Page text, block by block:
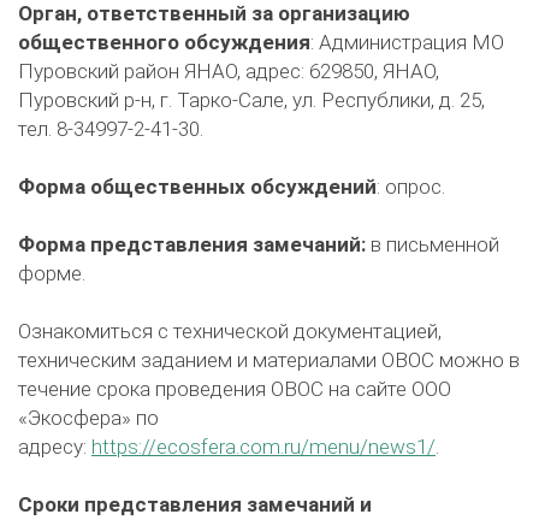
Орган, ответственный за организацию
общественного обсуждения: Администрация МО
Пуровский район ЯНАО, адрес: 629850, ЯНАО,
Пуровский р-н, г. Тарко-Сале, ул. Республики, д. 25,
тел. 8-34997-2-41-30.
Форма общественных обсуждений: опрос.
Форма представления замечаний: в письменной
форме.
Ознакомиться с технической документацией,
техническим заданием и материалами ОВОС можно в
течение срока проведения ОВОС на сайте ООО
«Экосфера» по
адресу: https://ecosfera.com.ru/menu/news1/.
Сроки представления замечаний и